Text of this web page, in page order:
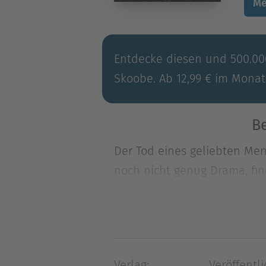
Entdecke diesen und
Skoobe. Ab 12,99 € im
Der Tod eines geliebten
noch nicht genug Drama,
noch nicht genug Drama,